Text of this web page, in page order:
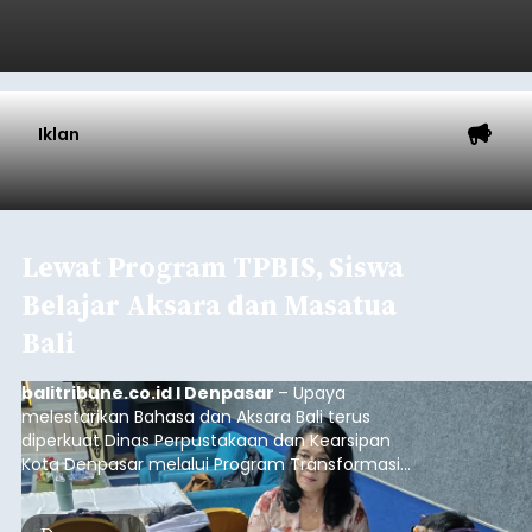
Iklan
Lewat Program TPBIS, Siswa
Belajar Aksara dan Masatua
Bali
balitribune.co.id I Denpasar – Upaya
melestarikan Bahasa dan Aksara Bali terus
diperkuat Dinas Perpustakaan dan Kearsipan
Kota Denpasar melalui Program Transformasi
Perpustakaan Berbasis Inklusi Sosial (TPBIS).
Tahun ini, sebanyak 63 siswa kelas IV dan V SD